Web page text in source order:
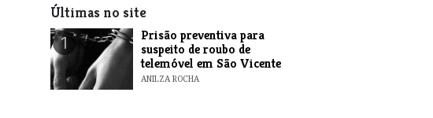
Últimas no site
1
Prisão preventiva para
suspeito de roubo de
telemóvel em São Vicente
ANILZA ROCHA